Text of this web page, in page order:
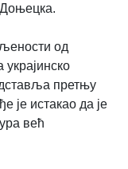
Доњецка.
од
претњу
је истакао да је
већ